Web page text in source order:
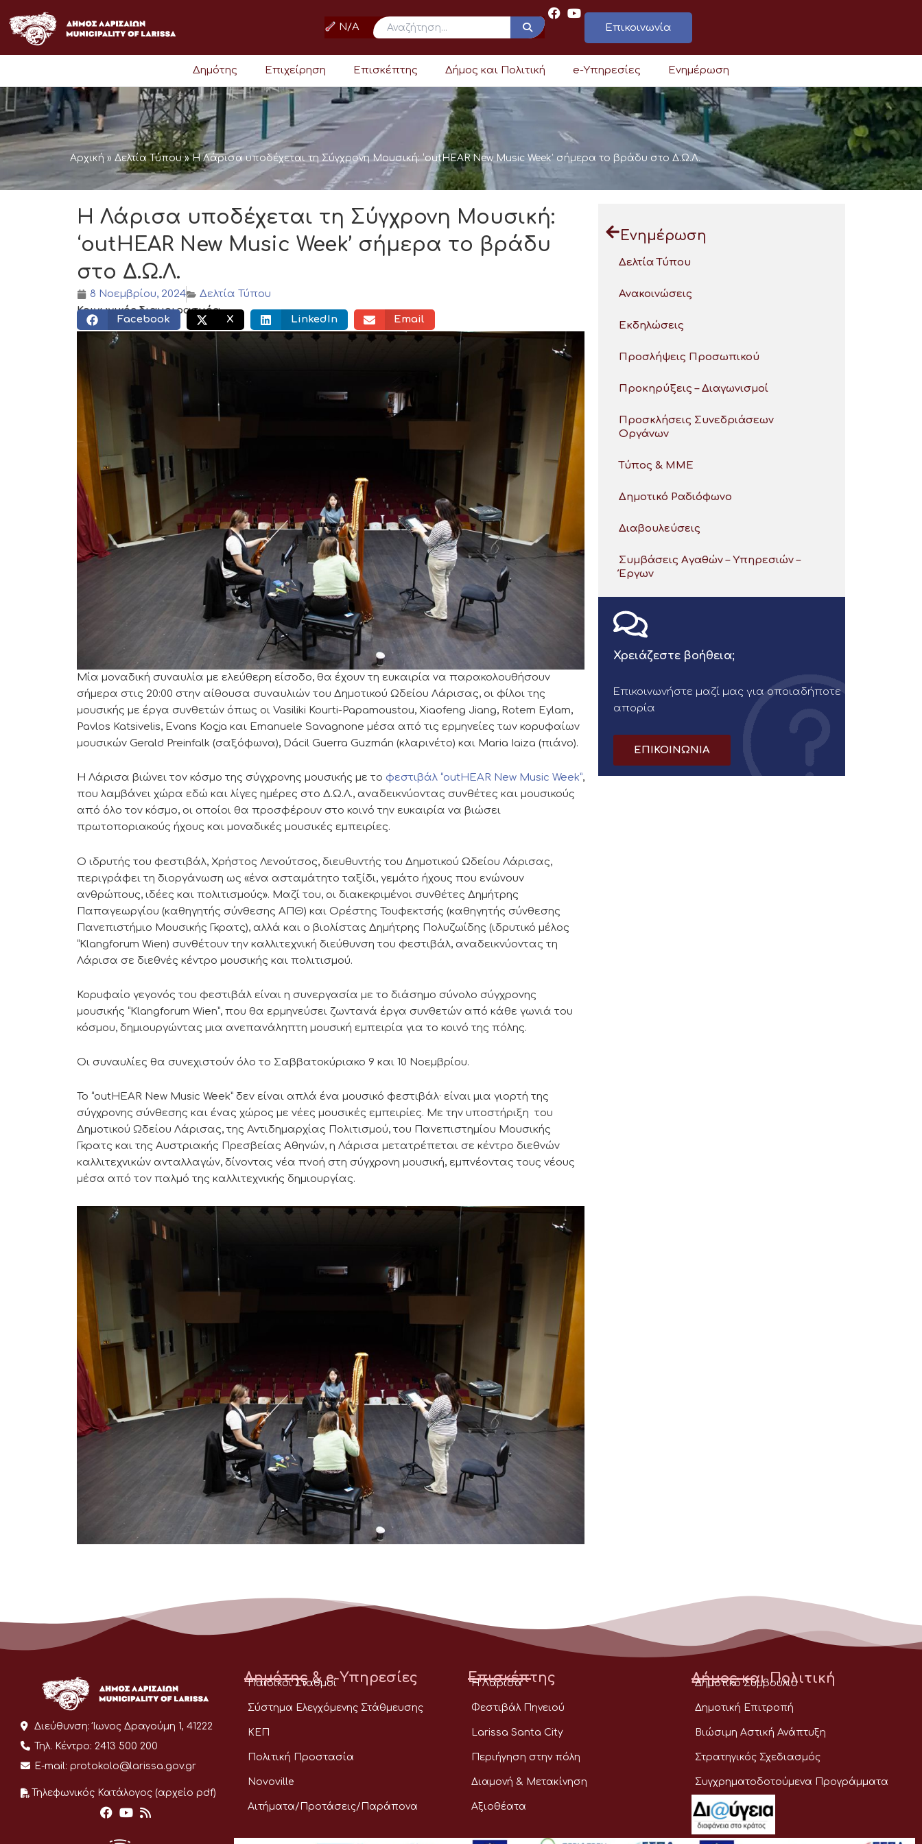
στο
περιεχόμενο
N/A Επικοινωνία
Δημότης Επιχείρηση Επισκέπτης Δήμος και Πολιτική e-Υπηρεσίες Ενημέρωση
Αρχική » Δελτία Τύπου»Η Λάρισα υποδέχεται τη Σύγχρονη Μουσική: ‘outHEAR New Music Week’ σήμερα το βράδυ στο Δ.Ω.Λ.
Η Λάρισα υποδέχεται τη Σύγχρονη Μουσική:
‘outHEAR New Music Week’ σήμερα το βράδυ
στο Δ.Ω.Λ.
8 Νοεμβρίου, 2024
Δελτία Τύπου
Κοινωνικός διαμοιρασμός:
Facebook X LinkedIn Email
Μία μοναδική συναυλία με ελεύθερη είσοδο, θα έχουν τη ευκαιρία να παρακολουθήσουν
σήμερα στις 20:00 στην αίθουσα συναυλιών του Δημοτικού Ωδείου Λάρισας, οι φίλοι της
μουσικής με έργα συνθετών όπως οι Vasiliki Kourti-Papamoustou, Xiaofeng Jiang, Rotem Eylam,
Pavlos Katsivelis, Evans Koçja και Emanuele Savagnone μέσα από τις ερμηνείες των κορυφαίων
μουσικών Gerald Preinfalk (σαξόφωνα), Dácil Guerra Guzmán (κλαρινέτο) και Maria Iaiza (πιάνο).
Η Λάρισα βιώνει τον κόσμο της σύγχρονης μουσικής με το φεστιβάλ “outHEAR New Music Week”,
που λαμβάνει χώρα εδώ και λίγες ημέρες στο Δ.Ω.Λ., αναδεικνύοντας συνθέτες και μουσικούς
από όλο τον κόσμο, οι οποίοι θα προσφέρουν στο κοινό την ευκαιρία να βιώσει
πρωτοποριακούς ήχους και μοναδικές μουσικές εμπειρίες.
Ο ιδρυτής του φεστιβάλ, Χρήστος Λενούτσος, διευθυντής του Δημοτικού Ωδείου Λάρισας,
περιγράφει τη διοργάνωση ως «ένα ασταμάτητο ταξίδι, γεμάτο ήχους που ενώνουν
ανθρώπους, ιδέες και πολιτισμούς». Μαζί του, οι διακεκριμένοι συνθέτες Δημήτρης
Παπαγεωργίου (καθηγητής σύνθεσης ΑΠΘ) και Ορέστης Τουφεκτσής (καθηγητής σύνθεσης
Πανεπιστήμιο Μουσικής Γκρατς), αλλά και ο βιολίστας Δημήτρης Πολυζωίδης (ιδρυτικό μέλος
“Klangforum Wien) συνθέτουν την καλλιτεχνική διεύθυνση του φεστιβάλ, αναδεικνύοντας τη
Λάρισα σε διεθνές κέντρο μουσικής και πολιτισμού.
Κορυφαίο γεγονός του φεστιβάλ είναι η συνεργασία με το διάσημο σύνολο σύγχρονης
μουσικής “Klangforum Wien”, που θα ερμηνεύσει ζωντανά έργα συνθετών από κάθε γωνιά του
κόσμου, δημιουργώντας μια ανεπανάληπτη μουσική εμπειρία για το κοινό της πόλης.
Οι συναυλίες θα συνεχιστούν όλο το Σαββατοκύριακο 9 και 10 Νοεμβρίου.
Το “outHEAR New Music Week” δεν είναι απλά ένα μουσικό φεστιβάλ· είναι μια γιορτή της
σύγχρονης σύνθεσης και ένας χώρος με νέες μουσικές εμπειρίες. Με την υποστήριξη του
Δημοτικού Ωδείου Λάρισας, της Αντιδημαρχίας Πολιτισμού, του Πανεπιστημίου Μουσικής
Γκρατς και της Αυστριακής Πρεσβείας Αθηνών, η Λάρισα μετατρέπεται σε κέντρο διεθνών
καλλιτεχνικών ανταλλαγών, δίνοντας νέα πνοή στη σύγχρονη μουσική, εμπνέοντας τους νέους
μέσα από τον παλμό της καλλιτεχνικής δημιουργίας.
Ενημέρωση
Δελτία Τύπου
Ανακοινώσεις
Εκδηλώσεις
Προσλήψεις Προσωπικού
Προκηρύξεις – Διαγωνισμοί
Προσκλήσεις Συνεδριάσεων
Οργάνων
Τύπος & ΜΜΕ
Δημοτικό Ραδιόφωνο
Διαβουλεύσεις
Συμβάσεις Αγαθών – Υπηρεσιών –
Έργων
Χρειάζεστε βοήθεια;
Επικοινωνήστε μαζί μας για οποιαδήποτε
απορία
ΕΠΙΚΟΙΝΩΝΙΑ
Διεύθυνση: Ίωνος Δραγούμη 1, 41222
Τηλ. Κέντρο: 2413 500 200
E-mail: protokolo@larissa.gov.gr
Τηλεφωνικός Κατάλογος (αρχείο pdf)
Δημότης & e-Υπηρεσίες
Παιδικοί Σταθμοί
Σύστημα Ελεγχόμενης Στάθμευσης
ΚΕΠ
Πολιτική Προστασία
Novoville
Αιτήματα/Προτάσεις/Παράπονα
Επισκέπτης
Η Λάρισα
Φεστιβάλ Πηνειού
Larissa Santa City
Περιήγηση στην πόλη
Διαμονή & Μετακίνηση
Αξιοθέατα
Δήμος και Πολιτική
Δημοτικό Συμβούλιο
Δημοτική Επιτροπή
Βιώσιμη Αστική Ανάπτυξη
Στρατηγικός Σχεδιασμός
Συγχρηματοδοτούμενα Προγράμματα